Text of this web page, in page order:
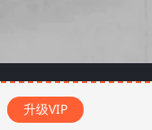
升级VIP